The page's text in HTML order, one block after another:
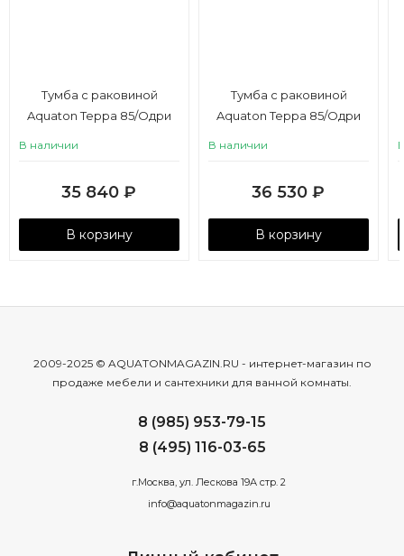
Тумба с раковиной
Aquaton Терра 85/Одри
В наличии
35 840 ₽
В корзину
Тумба с раковиной
Aquaton Терра 85/Одри
В наличии
36 530 ₽
В корзину
2009-2025 © AQUATONMAGAZIN.RU - интернет-магазин по
продаже мебели и сантехники для ванной комнаты.
8 (985) 953-79-15
8 (495) 116-03-65
г.Москва, ул. Лескова 19А стр. 2
info@aquatonmagazin.ru